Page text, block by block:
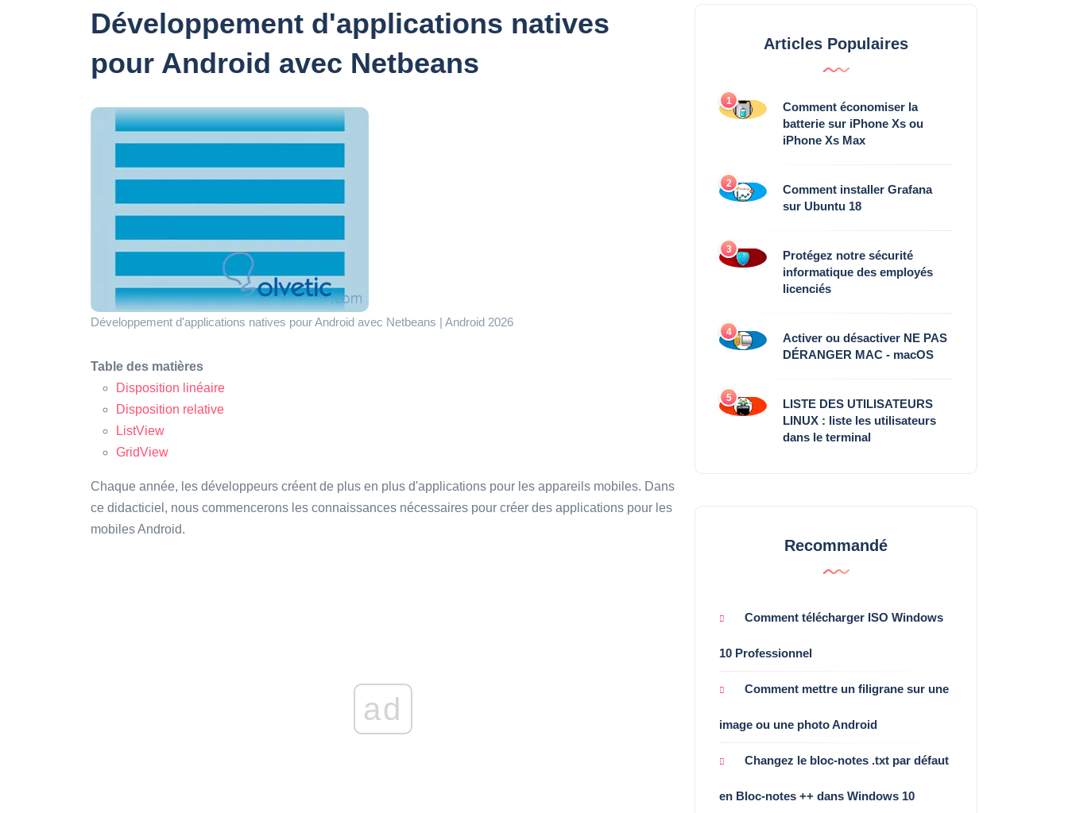
Développement d'applications natives
pour Android avec Netbeans
Développement d'applications natives pour Android avec Netbeans | Android 2026
Table des matières
Disposition linéaire
Disposition relative
ListView
GridView
Chaque année, les développeurs créent de plus en plus d'applications pour les appareils mobiles. Dans
ce didacticiel, nous commencerons les connaissances nécessaires pour créer des applications pour les
mobiles Android.
ad
Articles Populaires
1
Comment économiser la
batterie sur iPhone Xs ou
iPhone Xs Max
2
Comment installer Grafana
sur Ubuntu 18
3
Protégez notre sécurité
informatique des employés
licenciés
4
Activer ou désactiver NE PAS
DÉRANGER MAC - macOS
5
LISTE DES UTILISATEURS
LINUX : liste les utilisateurs
dans le terminal
Recommandé
Comment télécharger ISO Windows
10 Professionnel
Comment mettre un filigrane sur une
image ou une photo Android
Changez le bloc-notes .txt par défaut
en Bloc-notes ++ dans Windows 10